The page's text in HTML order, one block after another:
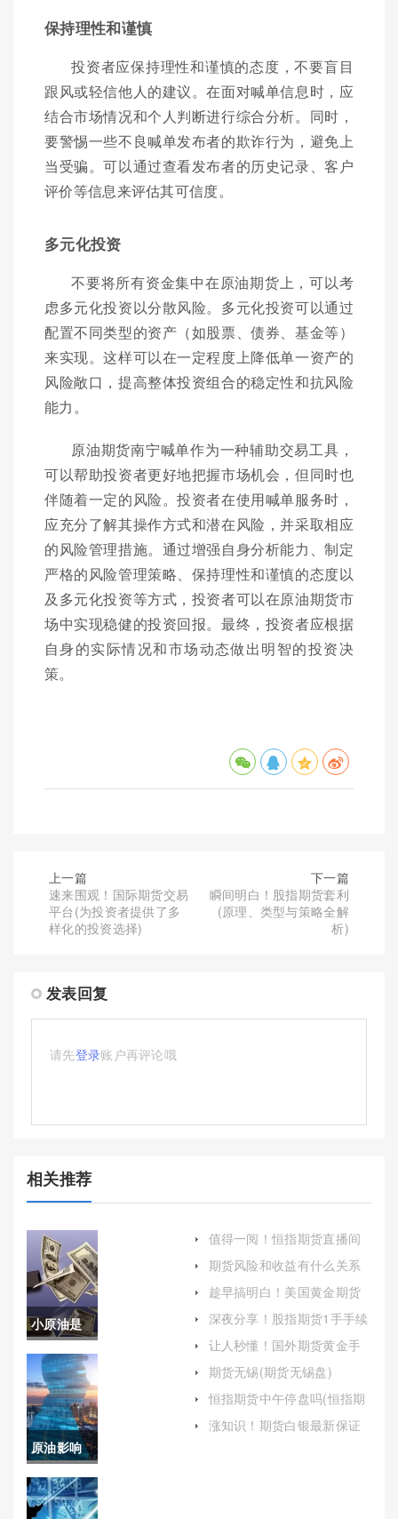
保持理性和谨慎
投资者应保持理性和谨慎的态度，不要盲目
跟风或轻信他人的建议。在面对喊单信息时，应
结合市场情况和个人判断进行综合分析。同时，
要警惕一些不良喊单发布者的欺诈行为，避免上
当受骗。可以通过查看发布者的历史记录、客户
评价等信息来评估其可信度。
多元化投资
不要将所有资金集中在原油期货上，可以考
虑多元化投资以分散风险。多元化投资可以通过
配置不同类型的资产（如股票、债券、基金等）
来实现。这样可以在一定程度上降低单一资产的
风险敞口，提高整体投资组合的稳定性和抗风险
能力。
原油期货南宁喊单作为一种辅助交易工具，
可以帮助投资者更好地把握市场机会，但同时也
伴随着一定的风险。投资者在使用喊单服务时，
应充分了解其操作方式和潜在风险，并采取相应
的风险管理措施。通过增强自身分析能力、制定
严格的风险管理策略、保持理性和谨慎的态度以
及多元化投资等方式，投资者可以在原油期货市
场中实现稳健的投资回报。最终，投资者应根据
自身的实际情况和市场动态做出明智的投资决
策。
上一篇
速来围观！国际期货交易
平台(为投资者提供了多
样化的投资选择)
下一篇
瞬间明白！股指期货套利
(原理、类型与策略全解
析)
发表回复
请先登录账户再评论哦
相关推荐
小原油是
期货吗(纽
约原油期
货实时行
情)
原油影响
因素(原油
涨跌决定
值得一阅！恒指期货直播间
喊单(实时指导与风险控制)
期货风险和收益有什么关系
(期货风险和收益有什么关系
吗)
趁早搞明白！美国黄金期货
保证金计算（详细阐述美国
黄金期货保证金的计算方法
及其对投资者的影响）
深夜分享！股指期货1手手续
费（提供一些实用的交易技
巧）
让人秒懂！国外期货黄金手
续费(国外黄金期货交易时间)
期货无锡(期货无锡盘)
恒指期货中午停盘吗(恒指期
货几点开盘)
涨知识！期货白银最新保证